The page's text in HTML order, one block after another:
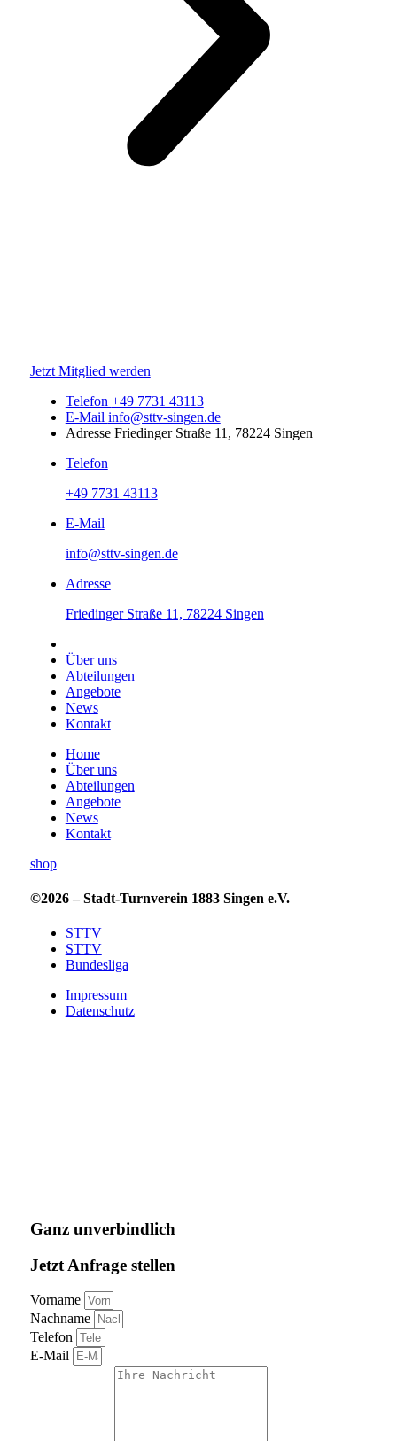
Jetzt Mitglied werden
Telefon +49 7731 43113
E-Mail info@sttv-singen.de
Adresse Friedinger Straße 11, 78224 Singen
Telefon
+49 7731 43113
E-Mail
info@sttv-singen.de
Adresse
Friedinger Straße 11, 78224 Singen
Über uns
Abteilungen
Angebote
News
Kontakt
Home
Über uns
Abteilungen
Angebote
News
Kontakt
shop
©2026 – Stadt-Turnverein 1883 Singen e.V.
STTV
STTV
Bundesliga
Impressum
Datenschutz
Ganz unverbindlich
Jetzt Anfrage stellen
Vorname
Nachname
Telefon
E-Mail